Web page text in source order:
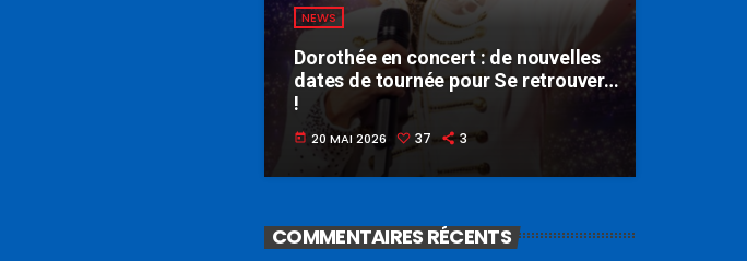
NEWS
Dorothée en concert : de nouvelles
dates de tournée pour Se retrouver…
!
today 20 MAI 2026 37 3
COMMENTAIRES RÉCENTS